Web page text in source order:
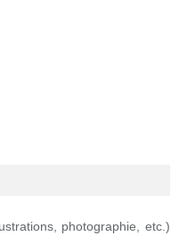
photographie, etc.)